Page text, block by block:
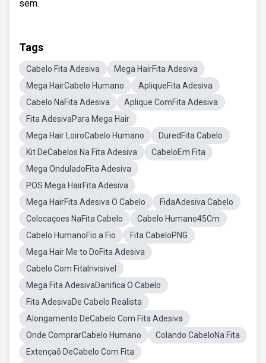
sem.
Tags
Cabelo Fita Adesiva
Mega HairFita Adesiva
Mega HairCabelo Humano
ApliqueFita Adesiva
Cabelo NaFita Adesiva
Aplique ComFita Adesiva
Fita AdesivaPara Mega Hair
Mega Hair LoiroCabelo Humano
DuredFita Cabelo
Kit DeCabelos Na Fita Adesiva
CabeloEm Fita
Mega OnduladoFita Adesiva
POS Mega HairFita Adesiva
Mega HairFita Adesiva O Cabelo
FidaAdesiva Cabelo
Colocaçoes NaFita Cabelo
Cabelo Humano45Cm
Cabelo HumanoFio a Fio
Fita CabeloPNG
Mega Hair Me to DoFita Adesiva
Cabelo Com FitaInvisivel
Mega Fita AdesivaDanifica O Cabelo
Fita AdesivaDe Cabelo Realista
Alongamento DeCabelo Com Fita Adesiva
Onde ComprarCabelo Humano
Colando CabeloNa Fita
Extençaõ DeCabelo Com Fita